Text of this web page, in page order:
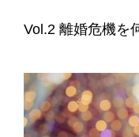
Vol.2 離婚危機を